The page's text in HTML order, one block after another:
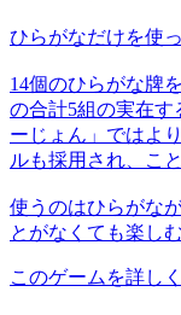
ひらがなだけを使
14個のひらがな牌
の合計5組の実在
ーじょん」ではよ
ルも採用され、こ
使うのはひらがな
とがなくても楽し
このゲームを詳し